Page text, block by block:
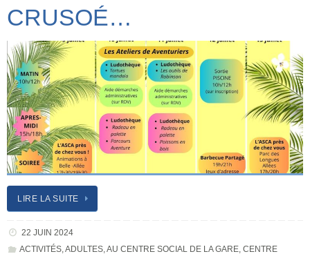
CRUSOÉ…
LIRE LA SUITE
22 JUIN 2024
ACTIVITÉS,ADULTES,AU CENTRE SOCIAL DE LA GARE, CENTRE